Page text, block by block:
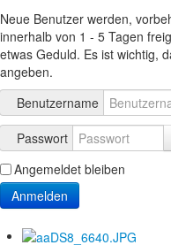
Neue Benutzer werden,
innerhalb von 1 - 5 Tagen
etwas Geduld. Es ist wichtig,
angeben.
Benutzername
Passwort
Angemeldet bleiben
Anmelden